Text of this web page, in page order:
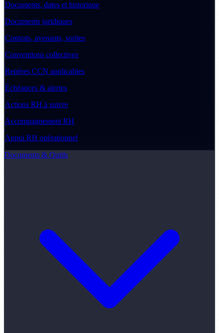
Documents, dates et historique
Documents juridiques
Contrats, avenants, sorties
Conventions collectives
Repères CCN applicables
Échéances & alertes
Actions RH à suivre
Accompagnement RH
Appui RH opérationnel
Documents & Outils